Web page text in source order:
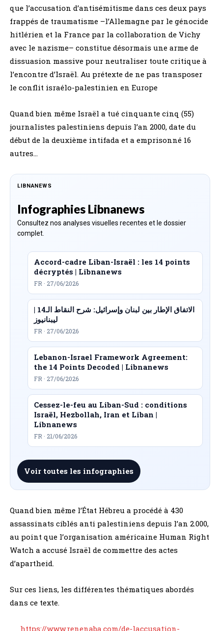
que l’accusation d’antisémitisme dans ces deux pays
frappés de traumatisme –l’Allemagne par le génocide
hitlérien et la France par la collaboration de Vichy
avec le nazisme– constitue désormais une arme de
dissuasion massive pour neutraliser toute critique à
l’encontre d’Israël. Au prétexte de ne pas transposer
le conflit israélo-palestinien en Europe
Quand bien même Israël a tué cinquante cinq (55)
journalistes palestiniens depuis l’an 2000, date du
début de la deuxième intifada et a emprisonné 16
autres…
LIBNANEWS
Infographies Libnanews
Consultez nos analyses visuelles recentes et le dossier
complet.
Accord-cadre Liban-Israël : les 14 points
décryptés | Libnanews
FR · 27/06/2026
الاتفاق الإطار بين لبنان وإسرائيل: شرح النقاط الـ14 |
ليبنانيوز
FR · 27/06/2026
Lebanon-Israel Framework Agreement:
the 14 Points Decoded | Libnanews
FR · 27/06/2026
Cessez-le-feu au Liban-Sud : conditions
Israël, Hezbollah, Iran et Liban |
Libnanews
FR · 21/06/2026
Voir toutes les infographies
Quand bien même l’État Hébreu a procédé à 430
assassinats ciblés anti palestiniens depuis l’an 2.000,
au point que l’organisation américaine Human Right
Watch a accusé Israël de commettre des actes
d’apartheid.
Sur ces liens, les différentes thématiques abordés
dans ce texte.
https://www.renenaba.com/de-laccusation-